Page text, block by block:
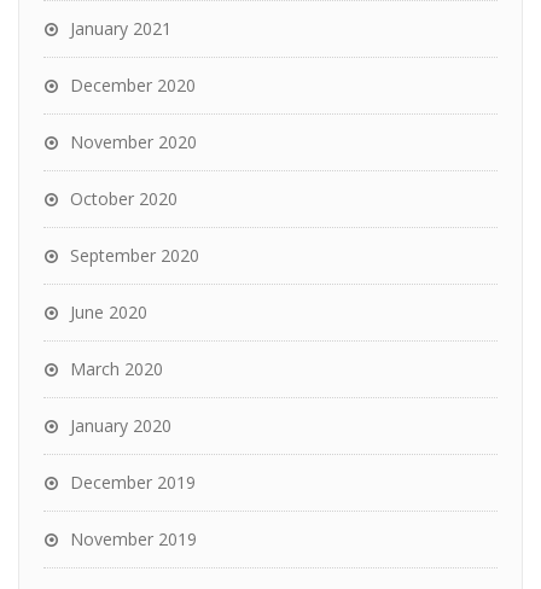
January 2021
December 2020
November 2020
October 2020
September 2020
June 2020
March 2020
January 2020
December 2019
November 2019